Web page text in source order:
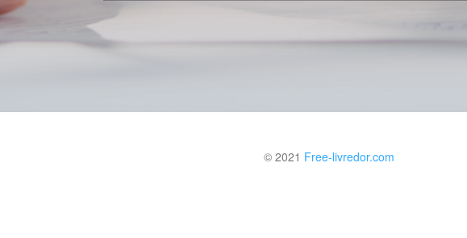
© 2021 Free-livredor.com